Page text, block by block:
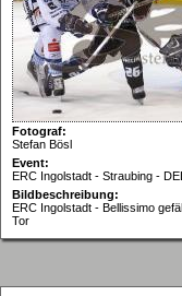
Fotograf:
Stefan Bösl
Event:
ERC Ingolstadt - Straubing -
Bildbeschreibung:
ERC Ingolstadt - Bellissimo
Tor